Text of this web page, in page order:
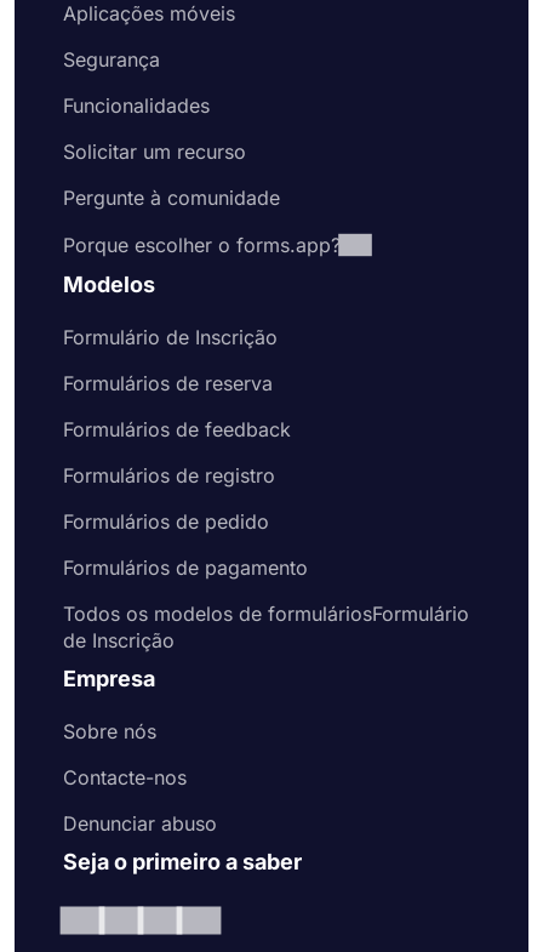
Aplicações móveis
Segurança
Funcionalidades
Solicitar um recurso
Pergunte à comunidade
Porque escolher o forms.app?
Modelos
Formulário de Inscrição
Formulários de reserva
Formulários de feedback
Formulários de registro
Formulários de pedido
Formulários de pagamento
Todos os modelos de formuláriosFormulário
de Inscrição
Empresa
Sobre nós
Contacte-nos
Denunciar abuso
Seja o primeiro a saber